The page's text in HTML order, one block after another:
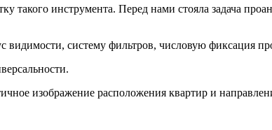
такого инструмента. Перед нами стояла задача
видимости, систему фильтров, числовую фиксация
изображение расположения квартир и